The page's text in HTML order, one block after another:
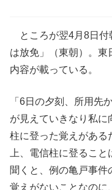
ところが翌4月8日
は放免」（東朝）。東
内容が載っている。
「6日の夕刻、所用先
が見えていきなり私
柱に登った覚えがある
上、電信柱に登るこ
聞くと、例の亀戸事件
覚えがないことなのに